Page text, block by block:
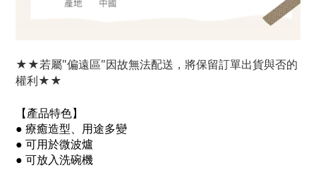
★★若屬"偏遠區"因故無法配送，將保留訂單出貨與否的
權利★★
【產品特色】
● 療癒造型、用途多變
● 可用於微波爐
● 可放入洗碗機